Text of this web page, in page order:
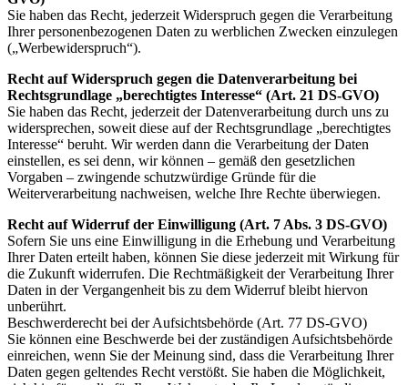
Sie haben das Recht, jederzeit Widerspruch gegen die Verarbeitung
Ihrer personenbezogenen Daten zu werblichen Zwecken einzulegen
(„Werbewiderspruch“).
Recht auf Widerspruch gegen die Datenverarbeitung bei
Rechtsgrundlage „berechtigtes Interesse“ (Art. 21 DS-GVO)
Sie haben das Recht, jederzeit der Datenverarbeitung durch uns zu
widersprechen, soweit diese auf der Rechtsgrundlage „berechtigtes
Interesse“ beruht. Wir werden dann die Verarbeitung der Daten
einstellen, es sei denn, wir können – gemäß den gesetzlichen
Vorgaben – zwingende schutzwürdige Gründe für die
Weiterverarbeitung nachweisen, welche Ihre Rechte überwiegen.
Recht auf Widerruf der Einwilligung (Art. 7 Abs. 3 DS-GVO)
Sofern Sie uns eine Einwilligung in die Erhebung und Verarbeitung
Ihrer Daten erteilt haben, können Sie diese jederzeit mit Wirkung für
die Zukunft widerrufen. Die Rechtmäßigkeit der Verarbeitung Ihrer
Daten in der Vergangenheit bis zu dem Widerruf bleibt hiervon
unberührt.
Beschwerderecht bei der Aufsichtsbehörde (Art. 77 DS-GVO)
Sie können eine Beschwerde bei der zuständigen Aufsichtsbehörde
einreichen, wenn Sie der Meinung sind, dass die Verarbeitung Ihrer
Daten gegen geltendes Recht verstößt. Sie haben die Möglichkeit,